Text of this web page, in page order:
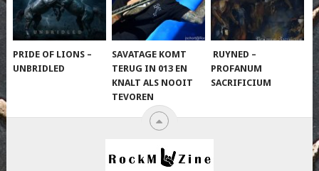
PRIDE OF LIONS –
UNBRIDLED
SAVATAGE KOMT
TERUG IN 013 EN
KNALT ALS NOOIT
TEVOREN
RUYNED –
PROFANUM
SACRIFICIUM